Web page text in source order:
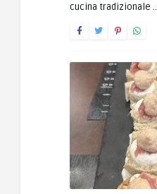
cucina tradizionale ..